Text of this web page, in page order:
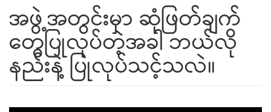
အဖွဲ့အတွင်းမှာ ဆုံဖြတ်ချက်
တွေပြုလုပ်တဲ့အခါ ဘယ်လို
နည်းနဲ့ ပြုလုပ်သင့်သလဲ။